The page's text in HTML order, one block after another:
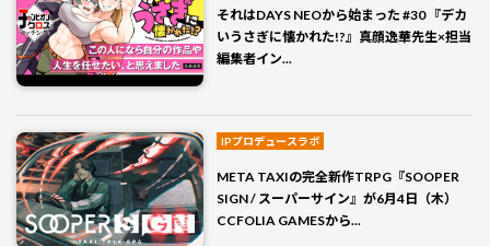
それはDAYS NEOから始まった #30 『デカ
いうさぎに懐かれた!?』真顔逸華先生×担当
編集者イン...
IPプロデュースラボ
META TAXIの完全新作TRPG『SOOPER
SIGN / スーパーサイン』が6月4日（木）
CCFOLIA GAMESから...